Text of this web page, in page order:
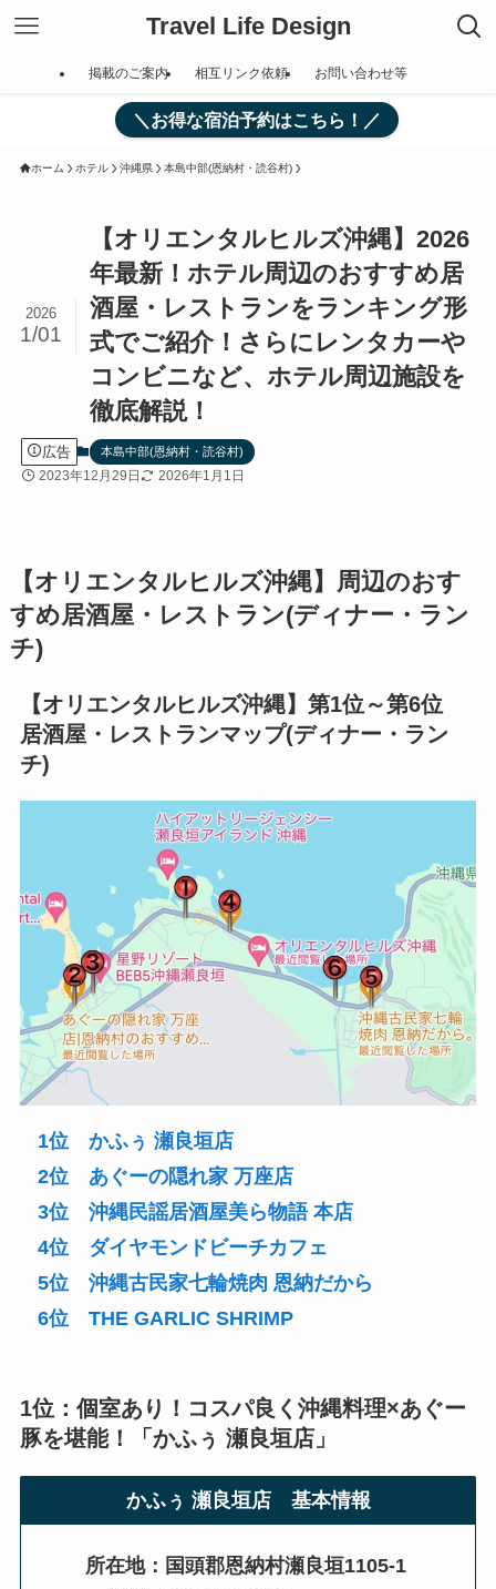
Travel Life Design
掲載のご案内 相互リンク依頼 お問い合わせ等
＼お得な宿泊予約はこちら！／
ホーム ホテル 沖縄県 本島中部(恩納村・読谷村)
【オリエンタルヒルズ沖縄】2026
年最新！ホテル周辺のおすすめ居
酒屋・レストランをランキング形
式でご紹介！さらにレンタカーや
コンビニなど、ホテル周辺施設を
徹底解説！
2026
1/01
広告 本島中部(恩納村・読谷村)
2023年12月29日 2026年1月1日
【オリエンタルヒルズ沖縄】周辺のおす
すめ居酒屋・レストラン(ディナー・ラン
チ)
【オリエンタルヒルズ沖縄】第1位～第6位
居酒屋・レストランマップ(ディナー・ラン
チ)
1位 かふぅ 瀬良垣店
2位 あぐーの隠れ家 万座店
3位 沖縄民謡居酒屋美ら物語 本店
4位 ダイヤモンドビーチカフェ
5位 沖縄古民家七輪焼肉 恩納だから
6位 THE GARLIC SHRIMP
1位：個室あり！コスパ良く沖縄料理×あぐー
豚を堪能！「かふぅ 瀬良垣店」
かふぅ 瀬良垣店 基本情報
所在地：国頭郡恩納村瀬良垣1105-1